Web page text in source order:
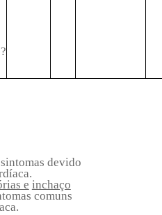
devido
e inchaço
comuns